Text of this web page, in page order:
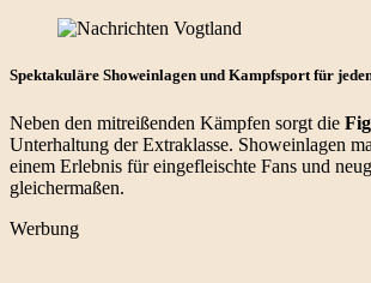
Spektakuläre Showeinlagen und Kampfsport für
Neben den mitreißenden Kämpfen sorgt die
Unterhaltung der Extraklasse. Showeinlagen
einem Erlebnis für eingefleischte Fans und
gleichermaßen.
Werbung